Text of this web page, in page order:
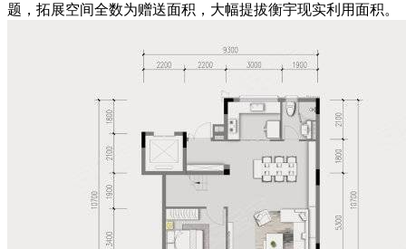
题，拓展空间全数为赠送面积，大幅提拔衡宇现实利用面积。